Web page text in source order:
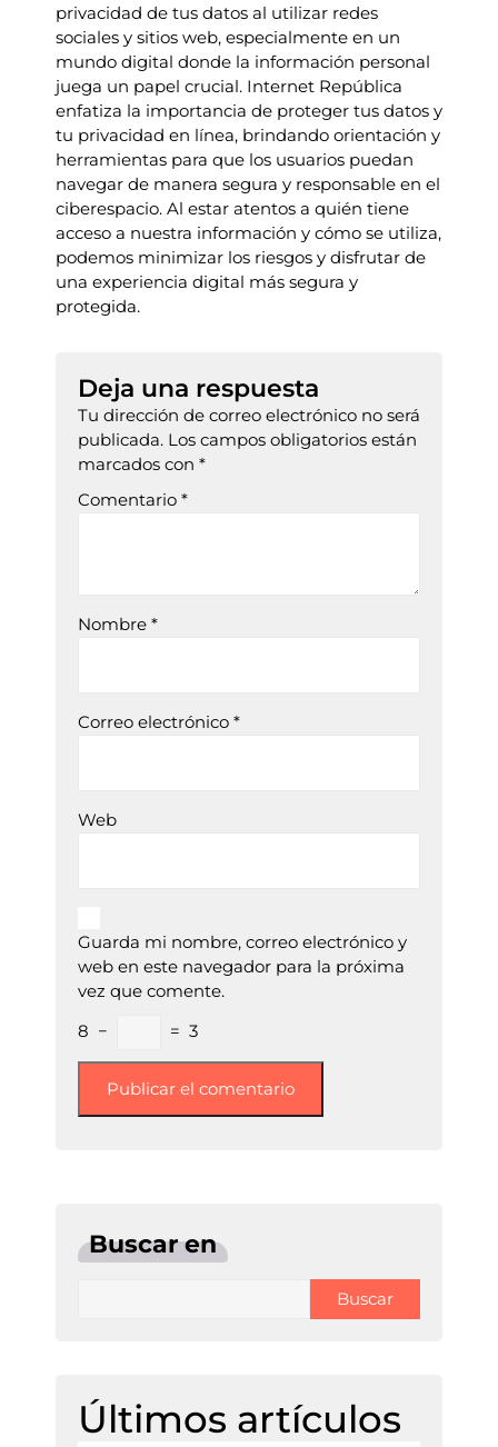
privacidad de tus datos al utilizar redes
sociales y sitios web, especialmente en un
mundo digital donde la información personal
juega un papel crucial. Internet República
enfatiza la importancia de proteger tus datos y
tu privacidad en línea, brindando orientación y
herramientas para que los usuarios puedan
navegar de manera segura y responsable en el
ciberespacio. Al estar atentos a quién tiene
acceso a nuestra información y cómo se utiliza,
podemos minimizar los riesgos y disfrutar de
una experiencia digital más segura y
protegida.
Deja una respuesta
Tu dirección de correo electrónico no será
publicada. Los campos obligatorios están
marcados con *
Comentario *
Nombre *
Correo electrónico *
Web
Guarda mi nombre, correo electrónico y
web en este navegador para la próxima
vez que comente.
8 − = 3
Buscar en
Buscar
Últimos artículos